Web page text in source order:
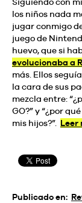
Siguiendo con
los niños nada
jugar conmigo
juego de
huevo, que si
evolucionaba a
más. Ellos
la cara de sus
mezcla entre:
GO?” y “¿por
mis hijos?”. Leer
Publicado en: